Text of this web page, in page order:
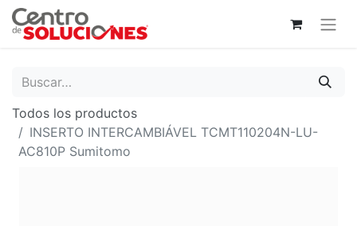
Todos los productos
INSERTO INTERCAMBIÁVEL TCMT110204N-LU-
AC810P Sumitomo